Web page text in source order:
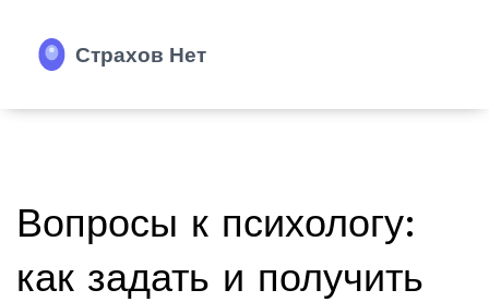
Вопросы к психологу:
как задать и получить